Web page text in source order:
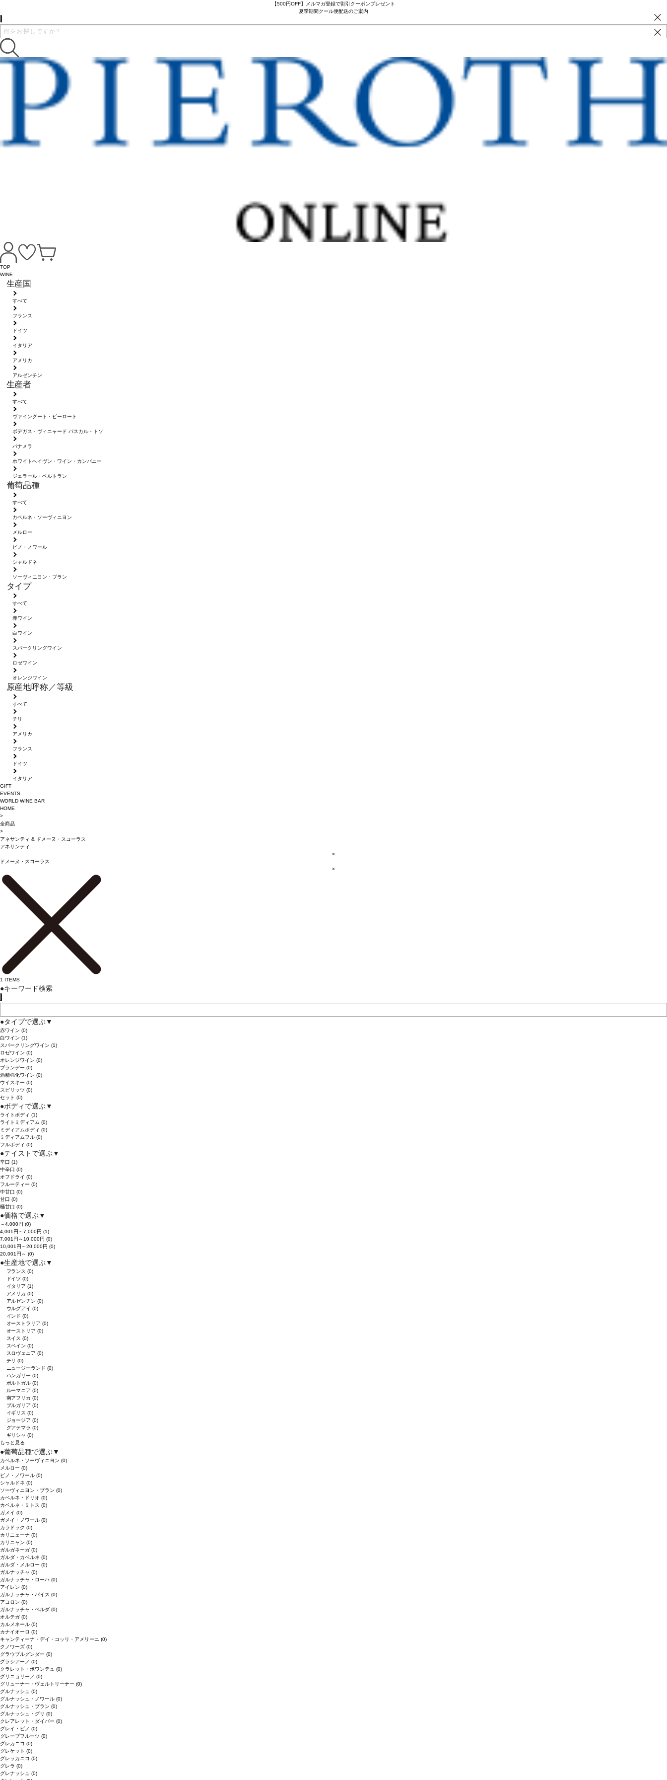
【500円OFF】メルマガ登録で割引クーポンプレゼント
夏季期間クール便配送のご案内
TOP
WINE
生産国
すべて
フランス
ドイツ
イタリア
アメリカ
アルゼンチン
生産者
すべて
ヴァイングート・ピーロート
ボデガス・ヴィニャード パスカル・トソ
パナメラ
ホワイトへイヴン・ワイン・カンパニー
ジェラール・ベルトラン
葡萄品種
すべて
カベルネ・ソーヴィニヨン
メルロー
ピノ・ノワール
シャルドネ
ソーヴィニヨン・ブラン
タイプ
すべて
赤ワイン
白ワイン
スパークリングワイン
ロゼワイン
オレンジワイン
原産地呼称／等級
すべて
チリ
アメリカ
フランス
ドイツ
イタリア
GIFT
EVENTS
WORLD WINE BAR
HOME
>
全商品
>
アネサンティ &
ドメーヌ・スコーラス
アネサンティ
×
ドメーヌ・スコーラス
×
1 ITEMS
●キーワード検索
●タイプで選ぶ ▼
赤ワイン (0)
白ワイン (1)
スパークリングワイン (1)
ロゼワイン (0)
オレンジワイン (0)
ブランデー (0)
酒精強化ワイン (0)
ウイスキー (0)
スピリッツ (0)
セット (0)
●ボディで選ぶ ▼
ライトボディ (1)
ライトミディアム (0)
ミディアムボディ (0)
ミディアムフル (0)
フルボディ (0)
●テイストで選ぶ ▼
辛口 (1)
中辛口 (0)
オフドライ (0)
フルーティー (0)
中甘口 (0)
甘口 (0)
極甘口 (0)
●価格で選ぶ ▼
～4,000円 (0)
4,001円～7,000円 (1)
7,001円～10,000円 (0)
10,001円～20,000円 (0)
20,001円～ (0)
●生産地で選ぶ ▼
フランス(0)
ドイツ(0)
イタリア(1)
アメリカ(0)
アルゼンチン(0)
ウルグアイ(0)
インド(0)
オーストラリア(0)
オーストリア(0)
スイス(0)
スペイン(0)
スロヴェニア(0)
チリ(0)
ニュージーランド(0)
ハンガリー(0)
ポルトガル(0)
ルーマニア(0)
南アフリカ(0)
ブルガリア(0)
イギリス(0)
ジョージア(0)
グアテマラ(0)
ギリシャ(0)
もっと見る
●葡萄品種で選ぶ ▼
カベルネ・ソーヴィニヨン (0)
メルロー (0)
ピノ・ノワール (0)
シャルドネ (0)
ソーヴィニヨン・ブラン (0)
カベルネ・ドリオ (0)
カベルネ・ミトス (0)
ガメイ (0)
ガメイ・ノワール (0)
カラドック (0)
カリニェーナ (0)
カリニャン (0)
ガルガネーガ (0)
ガルダ・カベルネ (0)
ガルダ・メルロー (0)
ガルナッチャ (0)
ガルナッチャ・ローハ (0)
アイレン (0)
ガルナッチャ・パイス (0)
アコロン (0)
ガルナッチャ・ペルダ (0)
オルテガ (0)
カルメネール (0)
カナイオーロ (0)
キャンティーナ・デイ・コッリ・アメリーニ (0)
クノワーズ (0)
グラウブルグンダー (0)
グラシアーノ (0)
クラレット・ボワンテュ (0)
グリニョリーノ (0)
グリューナー・ヴェルトリーナー (0)
グルナッシュ (0)
グルナッシュ・ノワール (0)
グルナッシュ・ブラン (0)
グルナッシュ・グリ (0)
クレアレット・ダイバー (0)
グレイ・ピノ (0)
グレープフルーツ (0)
グレカニコ (0)
グレケット (0)
グレッカニコ (0)
グレラ (0)
グレナッシュ (0)